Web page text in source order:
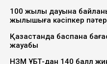
100 жылқы дауына
жылқышыға кәсіпкер
Қазақстанда баспана
жауабы
НЗМ ҰБТ-дан 140 балл